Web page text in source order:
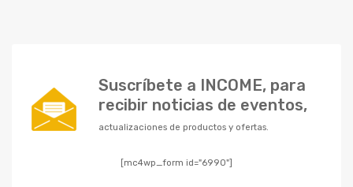
Suscríbete a INCOME, para
recibir noticias de eventos,
actualizaciones de productos y ofertas.
[mc4wp_form id="6990"]